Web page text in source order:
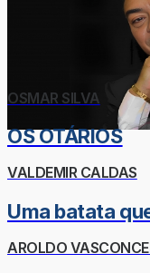
OSMAR SILVA
OS OTÁRIOS
VALDEMIR CALDAS
Uma batata
AROLDO